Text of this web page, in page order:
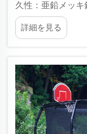
久性：亜鉛メッ
の比較——1日500
造的強度。商用
るトランポリン
詳細を見る